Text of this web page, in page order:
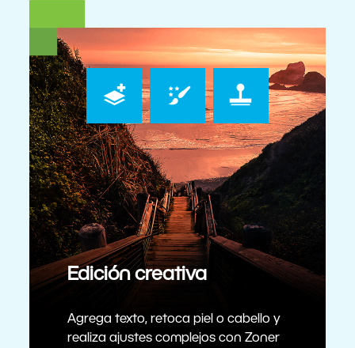
Edición creativa
Agrega texto, retoca piel o cabello y
realiza ajustes complejos con Zoner